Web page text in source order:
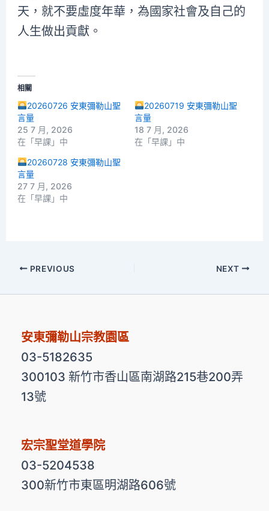
天，就不要虛度年華，為國家社會及自己的
人生做出貢獻。
相關
20260726 安東彌勒山聖
言量
25 7 月, 2026
在「早課」中
20260719 安東彌勒山聖
言量
18 7 月, 2026
在「早課」中
20260728 安東彌勒山聖
言量
27 7 月, 2026
在「早課」中
PREVIOUS NEXT
安東彌勒山宗教園區
03-5182635
300103 新竹市香山區南湖路215巷200弄
13號
宏宗聖堂道學院
03-5204538
300新竹市東區明湖路606號